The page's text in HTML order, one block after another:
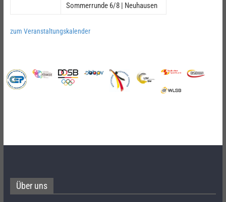
Sommerrunde 6/8 | Neuhausen
zum Veranstaltungskalender
Über uns